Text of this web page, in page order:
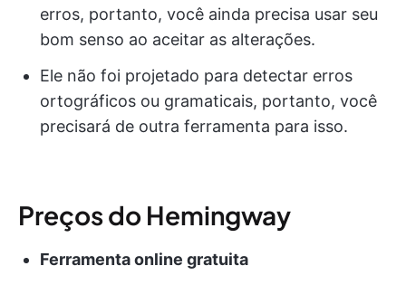
erros, portanto, você ainda precisa usar seu
bom senso ao aceitar as alterações.
Ele não foi projetado para detectar erros
ortográficos ou gramaticais, portanto, você
precisará de outra ferramenta para isso.
Preços do Hemingway
Ferramenta online gratuita